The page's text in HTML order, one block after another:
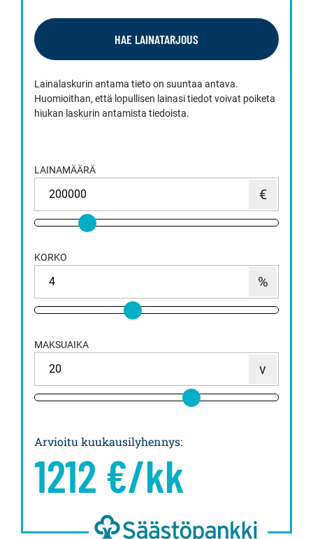
HAE LAINATARJOUS
Lainalaskurin antama tieto on suuntaa antava.
Huomioithan, että lopullisen lainasi tiedot voivat poiketa
hiukan laskurin antamista tiedoista.
LAINAMÄÄRÄ
KORKO
MAKSUAIKA
Arvioitu kuukausilyhennys:
1212 €/kk